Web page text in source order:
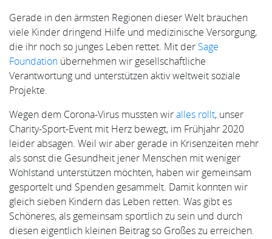
Gerade in den ärmsten Regionen dieser Welt brauchen
viele Kinder dringend Hilfe und medizinische Versorgung,
die ihr noch so junges Leben rettet. Mit der Sage
Foundation übernehmen wir gesellschaftliche
Verantwortung und unterstützen aktiv weltweit soziale
Projekte.
Wegen dem Corona-Virus mussten wiralles rollt, unser
Charity-Sport-Event mit Herz bewegt, im Frühjahr 2020
leider absagen. Weil wir aber gerade in Krisenzeiten mehr
als sonst die Gesundheit jener Menschen mit weniger
Wohlstand unterstützen möchten, haben wir gemeinsam
gesportelt und Spenden gesammelt. Damit konnten wir
gleich sieben Kindern das Leben retten. Was gibt es
Schöneres, als gemeinsam sportlich zu sein und durch
diesen eigentlich kleinen Beitrag so Großes zu erreichen.